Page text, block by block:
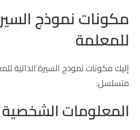
مكونات نموذج
للمعلمة
إليك مكونات نموذج السيرة الذاتية
متسلسل:
المعلومات الشخصية